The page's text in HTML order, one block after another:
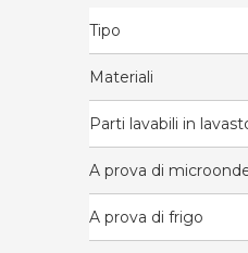
Tipo
Materiali
Parti lavabili in
A prova di
A prova di frigo